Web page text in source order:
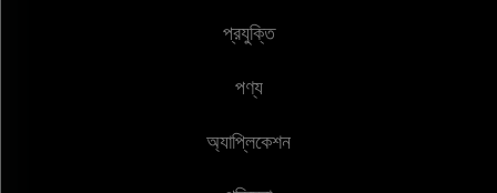
প্রযুক্তি
পণ্য
অ্যাপ্লিকেশন